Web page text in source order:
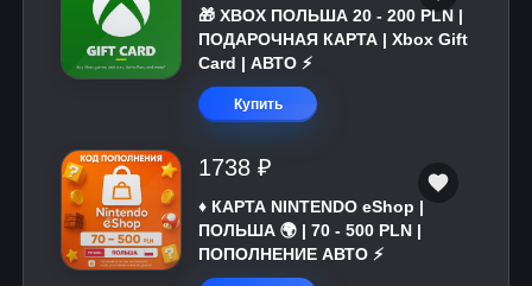
🎁 XBOX ПОЛЬША 20 - 200 PLN |
ПОДАРОЧНАЯ КАРТА | Xbox Gift
Card | АВТО ⚡
Купить
1738 ₽
♦️ КАРТА NINTENDO eShop |
ПОЛЬША 🌍 | 70 - 500 PLN |
ПОПОЛНЕНИЕ АВТО ⚡